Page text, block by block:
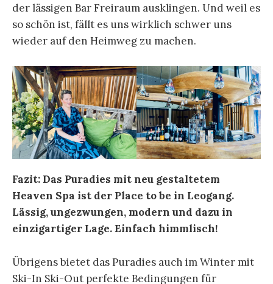
der lässigen Bar Freiraum ausklingen. Und weil es
so schön ist, fällt es uns wirklich schwer uns
wieder auf den Heimweg zu machen.
Fazit: Das Puradies mit neu gestaltetem
Heaven Spa ist der Place to be in Leogang.
Lässig, ungezwungen, modern und dazu in
einzigartiger Lage. Einfach himmlisch!
Übrigens bietet das Puradies auch im Winter mit
Ski-In Ski-Out perfekte Bedingungen für